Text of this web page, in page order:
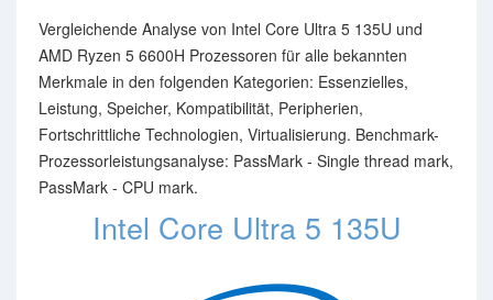
Vergleichende Analyse von Intel Core Ultra 5 135U und
AMD Ryzen 5 6600H Prozessoren für alle bekannten
Merkmale in den folgenden Kategorien: Essenzielles,
Leistung, Speicher, Kompatibilität, Peripherien,
Fortschrittliche Technologien, Virtualisierung. Benchmark-
Prozessorleistungsanalyse: PassMark - Single thread mark,
PassMark - CPU mark.
Intel Core Ultra 5 135U